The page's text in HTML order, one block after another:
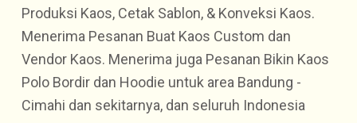
Produksi Kaos, Cetak Sablon, & Konveksi Kaos.
Menerima Pesanan Buat Kaos Custom dan
Vendor Kaos. Menerima juga Pesanan Bikin Kaos
Polo Bordir dan Hoodie untuk area Bandung -
Cimahi dan sekitarnya, dan seluruh Indonesia